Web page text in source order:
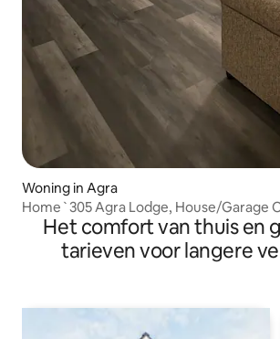
Woning in Agra
Home`305 Agra Lodge, House/Garage
Het comfort van thuis en
tarieven voor langere